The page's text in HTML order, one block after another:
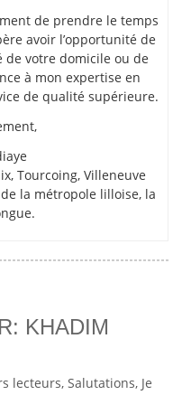
de prendre le temps
avoir l’opportunité de
de votre domicile ou de
à mon expertise en
de qualité supérieure.
Tourcoing, Villeneuve
la métropole lilloise, la
KHADIM
lecteurs, Salutations, Je